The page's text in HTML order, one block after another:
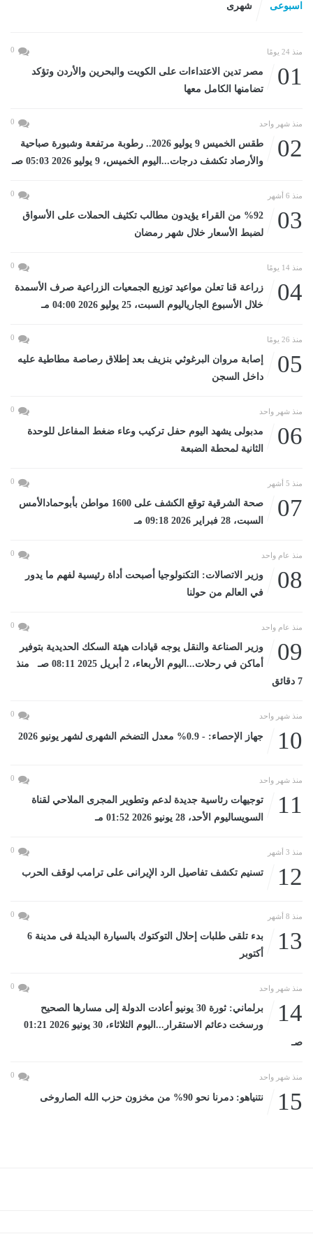
اسبوعى شهرى
منذ 24 يومًا 0
01
مصر تدين الاعتداءات على الكويت والبحرين والأردن وتؤكد
تضامنها الكامل معها
منذ شهر واحد 0
02
طقس الخميس 9 يوليو 2026.. رطوبة مرتفعة وشبورة صباحية
والأرصاد تكشف درجات...اليوم الخميس، 9 يوليو 2026 05:03 صـ
منذ 6 أشهر 0
03
%92 من القراء يؤيدون مطالب تكثيف الحملات على الأسواق
لضبط الأسعار خلال شهر رمضان
منذ 14 يومًا 0
04
زراعة قنا تعلن مواعيد توزيع الجمعيات الزراعية صرف الأسمدة
خلال الأسبوع الجارياليوم السبت، 25 يوليو 2026 04:00 مـ
منذ 26 يومًا 0
05
إصابة مروان البرغوثي بنزيف بعد إطلاق رصاصة مطاطية عليه
داخل السجن
منذ شهر واحد 0
06
مدبولى يشهد اليوم حفل تركيب وعاء ضغط المفاعل للوحدة
الثانية لمحطة الضبعة
منذ 5 أشهر 0
07
صحة الشرقية توقع الكشف على 1600 مواطن بأبوحمادالأمس
السبت، 28 فبراير 2026 09:18 مـ
منذ عام واحد 0
08
وزير الاتصالات: التكنولوجيا أصبحت أداة رئيسية لفهم ما يدور
في العالم من حولنا
منذ عام واحد 0
09
وزير الصناعة والنقل يوجه قيادات هيئة السكك الحديدية بتوفير
أماكن في رحلات...اليوم الأربعاء، 2 أبريل 2025 08:11 صـ منذ
7 دقائق
منذ شهر واحد 0
10 جهاز الإحصاء: - 0.9% معدل التضخم الشهرى لشهر يونيو 2026
منذ شهر واحد 0
11
توجيهات رئاسية جديدة لدعم وتطوير المجرى الملاحي لقناة
السويساليوم الأحد، 28 يونيو 2026 01:52 مـ
منذ 3 أشهر 0
12 تسنيم تكشف تفاصيل الرد الإيرانى على ترامب لوقف الحرب
منذ 8 أشهر 0
13
بدء تلقى طلبات إحلال التوكتوك بالسيارة البديلة فى مدينة 6
أكتوبر
منذ شهر واحد 0
14
برلماني: ثورة 30 يونيو أعادت الدولة إلى مسارها الصحيح
ورسخت دعائم الاستقرار...اليوم الثلاثاء، 30 يونيو 2026 01:21
صـ
منذ شهر واحد 0
15 نتنياهو: دمرنا نحو 90% من مخزون حزب الله الصاروخى